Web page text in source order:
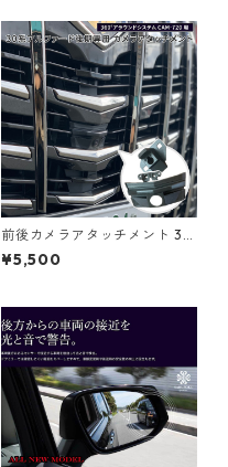
ニター 死角検知 後方 死角 接
近 車線変更 警告 検出 注意喚
起 センサー ]
前後カメラアタッチメント 30
アルファード後期 CAM-720
専用 CAM-OP-002
¥5,500